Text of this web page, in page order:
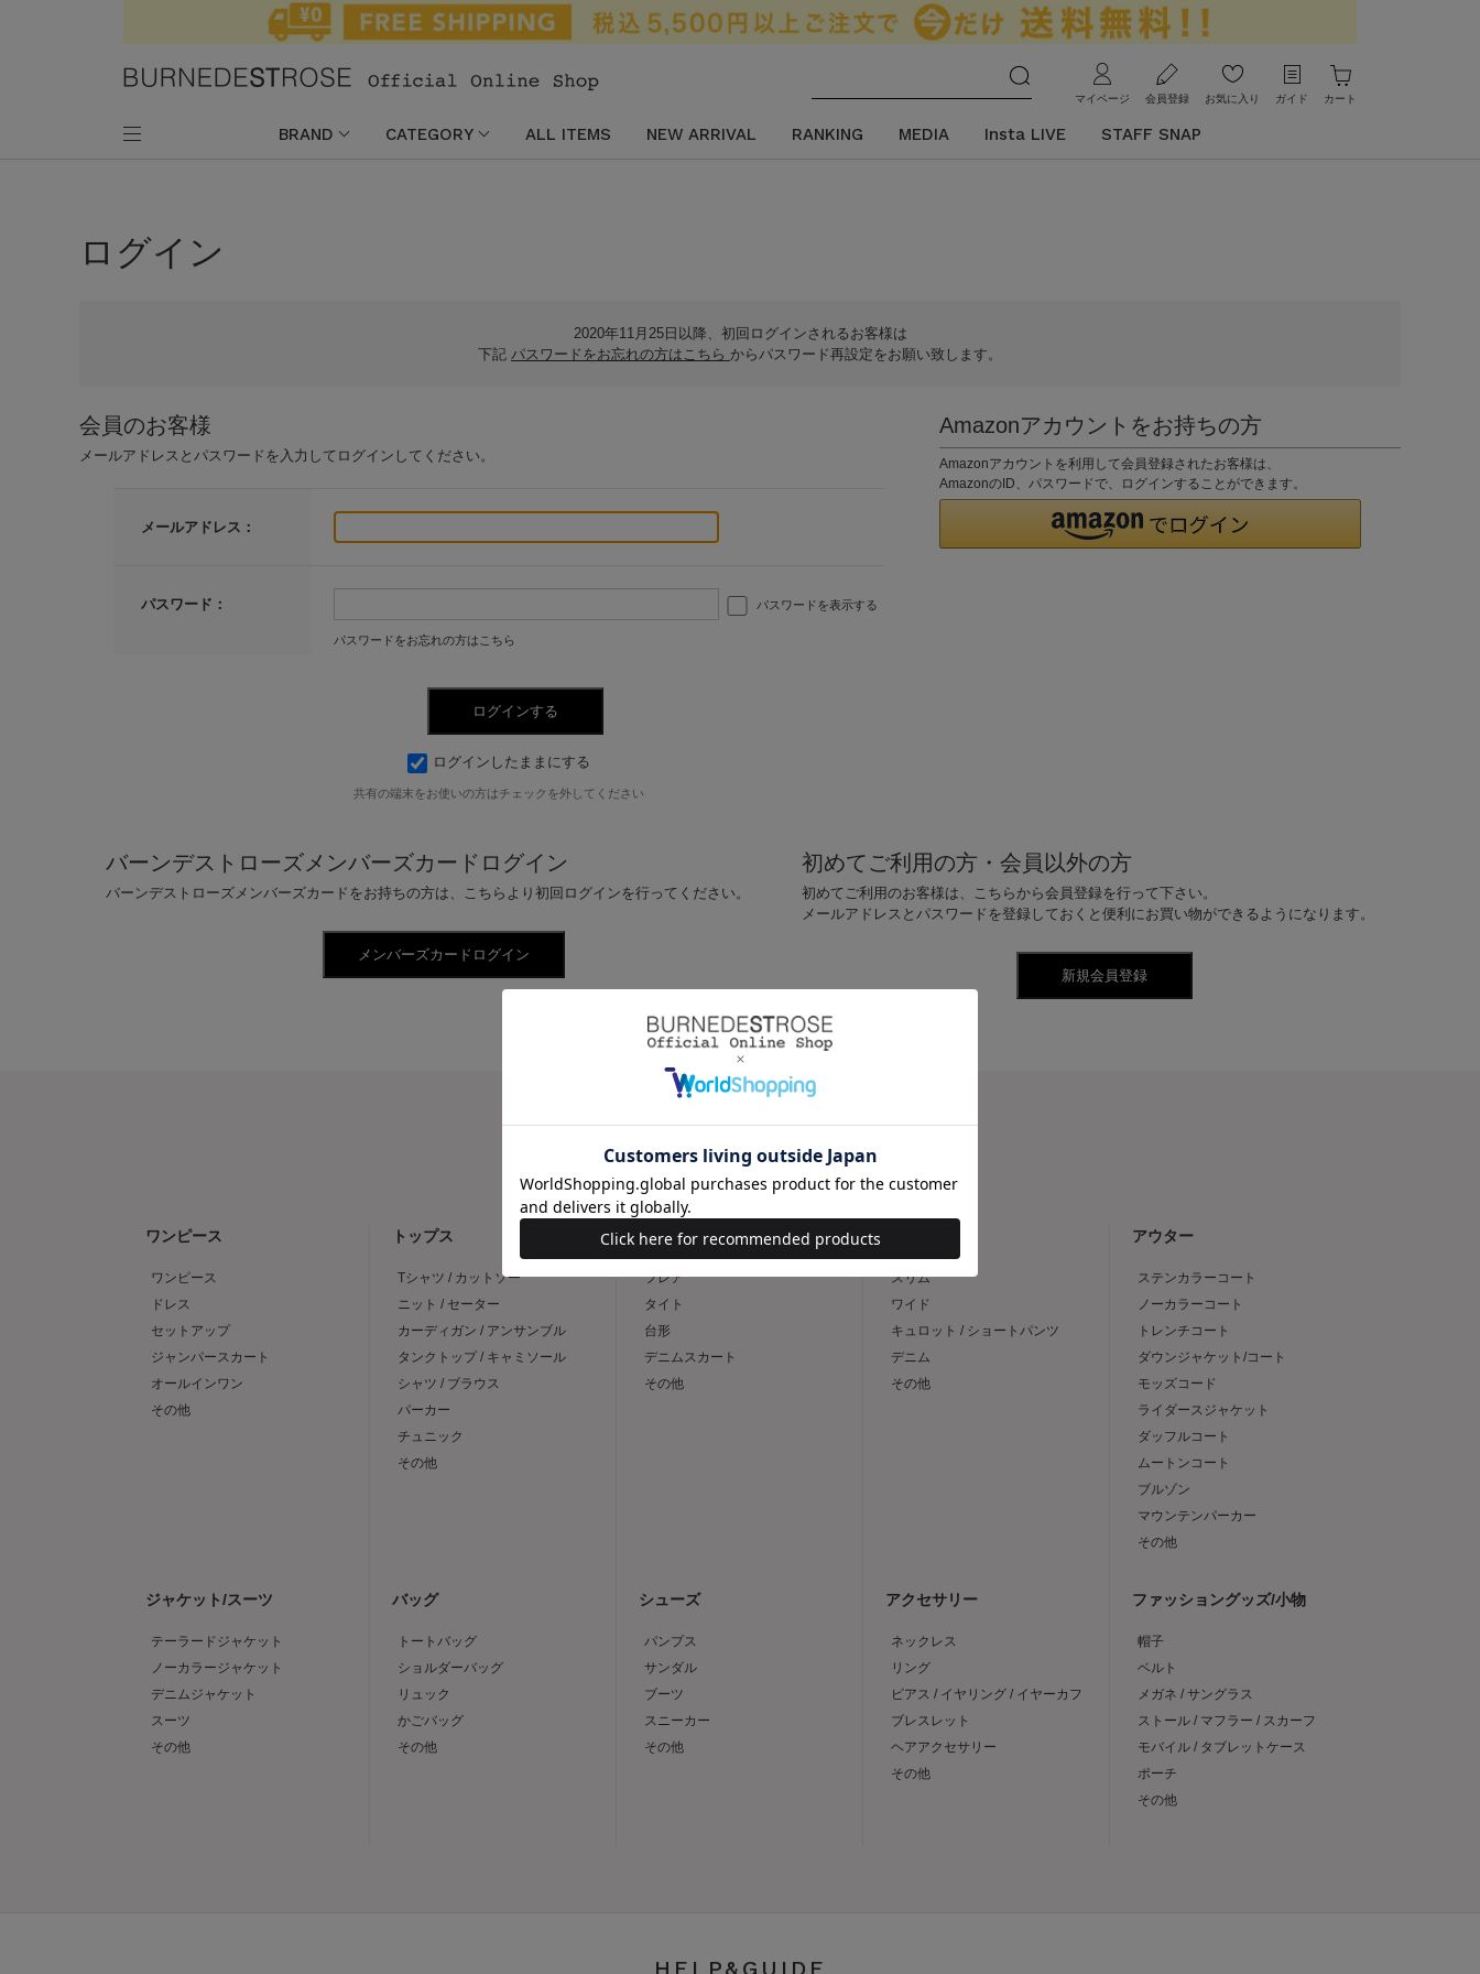
マイページ 会員登録 お気に入り ガイド カート
BRAND CATEGORY ALL ITEMS NEW ARRIVAL RANKING MEDIA Insta LIVE STAFF SNAP
ログイン
2020年11月25日以降、初回ログインされるお客様は
下記 パスワードをお忘れの方はこちら からパスワード再設定をお願い致します。
会員のお客様
メールアドレスとパスワードを入力してログインしてください。
メールアドレス：
パスワード： パスワードを表示する
パスワードをお忘れの方はこちら
ログインしたままにする
共有の端末をお使いの方はチェックを外してください
Amazonアカウントをお持ちの方
Amazonアカウントを利用して会員登録されたお客様は、
AmazonのID、パスワードで、ログインすることができます。
バーンデストローズメンバーズカードログイン
バーンデストローズメンバーズカードをお持ちの方は、こちらより初回ログインを行ってください。
初めてご利用の方・会員以外の方
初めてご利用のお客様は、こちらから会員登録を行って下さい。
メールアドレスとパスワードを登録しておくと便利にお買い物ができるようになります。
CATEGORY
ワンピース
ワンピース
ドレス
セットアップ
ジャンパースカート
オールインワン
その他
トップス
Tシャツ / カットソー
ニット / セーター
カーディガン / アンサンブル
タンクトップ / キャミソール
シャツ / ブラウス
パーカー
チュニック
その他
スカート
フレア
タイト
台形
デニムスカート
その他
スリム
ワイド
キュロット / ショートパンツ
デニム
その他
アウター
ステンカラーコート
ノーカラーコート
トレンチコート
ダウンジャケット/コート
モッズコード
ライダースジャケット
ダッフルコート
ムートンコート
ブルゾン
マウンテンパーカー
その他
ジャケット/スーツ
テーラードジャケット
ノーカラージャケット
デニムジャケット
スーツ
その他
バッグ
トートバッグ
ショルダーバッグ
リュック
かごバッグ
その他
シューズ
パンプス
サンダル
ブーツ
スニーカー
その他
アクセサリー
ネックレス
リング
ピアス / イヤリング / イヤーカフ
ブレスレット
ヘアアクセサリー
その他
ファッショングッズ/小物
帽子
ベルト
メガネ / サングラス
ストール / マフラー / スカーフ
モバイル / タブレットケース
ポーチ
その他
HELP&GUIDE